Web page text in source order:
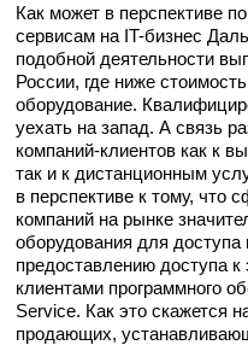
Как может в перспективе
сервисам на IT-бизнес
подобной деятельности
России, где ниже
оборудование.
уехать на запад. А связь
компаний-клиентов как к
так и к дистанционным
в перспективе к тому, что
компаний на рынке
оборудования для
предоставлению доступа
клиентами программного
Service. Как это скажется
продающих,